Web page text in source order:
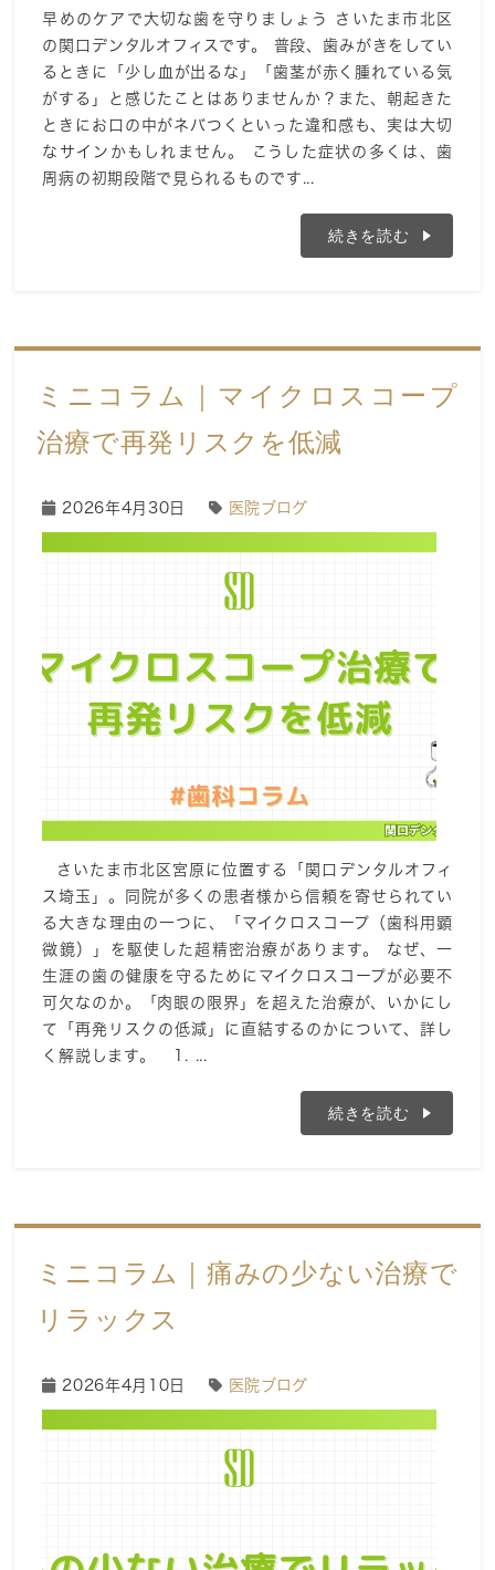
早めのケアで大切な歯を守りましょう さいたま市北区
の関口デンタルオフィスです。 普段、歯みがきをしてい
るときに「少し血が出るな」「歯茎が赤く腫れている気
がする」と感じたことはありませんか？また、朝起きた
ときにお口の中がネバつくといった違和感も、実は大切
なサインかもしれません。 こうした症状の多くは、歯
周病の初期段階で見られるものです...
続きを読む
ミニコラム｜マイクロスコープ
治療で再発リスクを低減
2026年4月30日 医院ブログ
さいたま市北区宮原に位置する「関口デンタルオフィ
ス埼玉」。同院が多くの患者様から信頼を寄せられてい
る大きな理由の一つに、「マイクロスコープ（歯科用顕
微鏡）」を駆使した超精密治療があります。 なぜ、一
生涯の歯の健康を守るためにマイクロスコープが必要不
可欠なのか。「肉眼の限界」を超えた治療が、いかにし
て「再発リスクの低減」に直結するのかについて、詳し
く解説します。 1. ...
続きを読む
ミニコラム｜痛みの少ない治療で
リラックス
2026年4月10日 医院ブログ